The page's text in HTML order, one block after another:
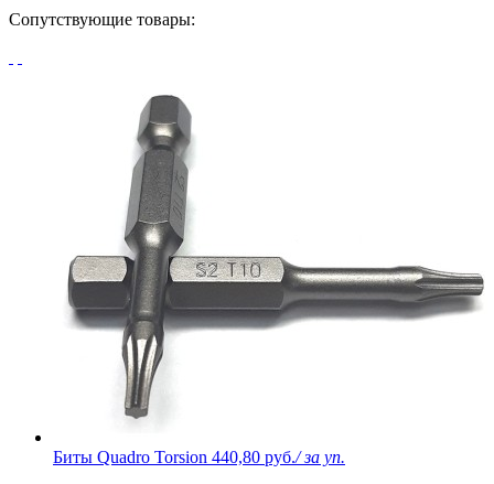
Сопутствующие товары:
Биты Quadro Torsion 440,80 руб./ за уп.